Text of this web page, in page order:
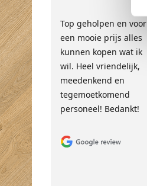
Top geholpen en voor
een mooie prijs alles
kunnen kopen wat ik
wil. Heel vriendelijk,
meedenkend en
tegemoetkomend
personeel! Bedankt!